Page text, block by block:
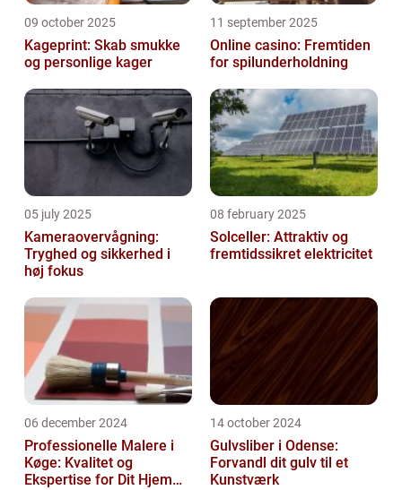
09 october 2025
Kageprint: Skab smukke
og personlige kager
11 september 2025
Online casino: Fremtiden
for spilunderholdning
05 july 2025
Kameraovervågning:
Tryghed og sikkerhed i
høj fokus
08 february 2025
Solceller: Attraktiv og
fremtidssikret elektricitet
06 december 2024
Professionelle Malere i
Køge: Kvalitet og
Ekspertise for Dit Hjem
14 october 2024
Gulvsliber i Odense:
Forvandl dit gulv til et
Kunstværk